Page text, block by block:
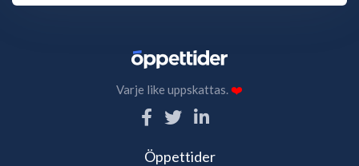
Varje like uppskattas.❤️
Öppettider